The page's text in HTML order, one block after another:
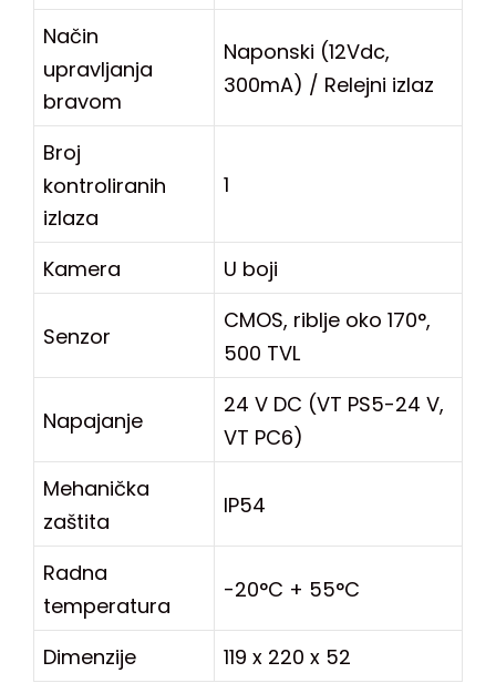
Način
upravljanja
bravom
Naponski (12Vdc,
300mA) / Relejni izlaz
Broj
kontroliranih
izlaza
1
Kamera U boji
Senzor
CMOS, riblje oko 170°,
500 TVL
Napajanje
24 V DC (VT PS5-24 V,
VT PC6)
Mehanička
zaštita
IP54
Radna
temperatura
-20°C + 55°C
Dimenzije 119 x 220 x 52